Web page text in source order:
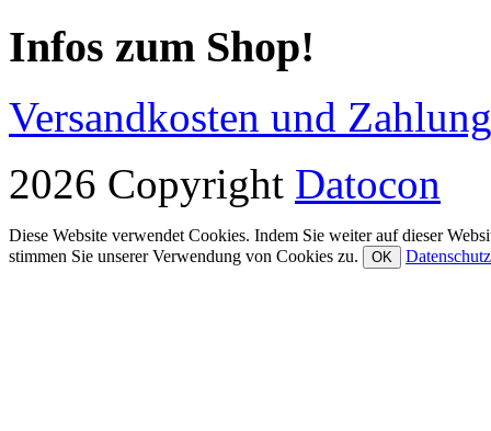
Infos zum Shop!
Versandkosten und
2026 Copyright Datocon
Diese Website verwendet Cookies. Indem Sie weiter auf dieser
stimmen Sie unserer Verwendung von Cookies zu.
OK